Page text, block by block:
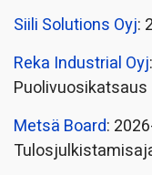
Siili Solutions Oyj:
Reka Industrial Oyj
Puolivuosikatsaus
Metsä Board: